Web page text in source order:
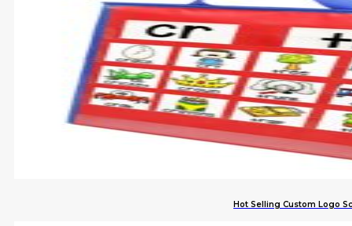
Hot Selling Custom Logo